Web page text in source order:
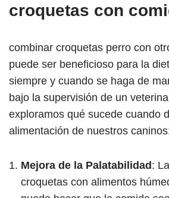
croquetas con
combinar croquetas perro con
puede ser beneficioso para la
siempre y cuando se haga de
bajo la supervisión de un
exploramos qué sucede cuando
alimentación de nuestros
Mejora de la Palatabilidad:
croquetas con alimentos